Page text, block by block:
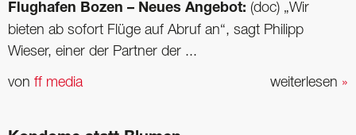
Flughafen Bozen – Neues Angebot: (doc) „Wir
bieten ab sofort Flüge auf Abruf an“, sagt Philipp
Wieser, einer der Partner der ...
weiterlesen »
von ff media